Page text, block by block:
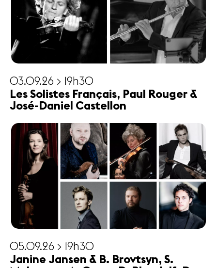
03.09.26 > 19h30
Les Solistes Français, Paul Rouger &
José-Daniel Castellon
05.09.26 > 19h30
Janine Jansen & B. Brovtsyn, S.